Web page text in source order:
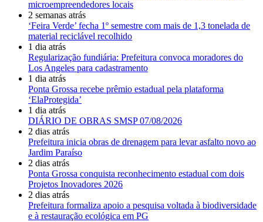
microempreendedores locais
2 semanas atrás
‘Feira Verde’ fecha 1º semestre com mais de 1,3 tonelada de
material reciclável recolhido
1 dia atrás
Regularização fundiária: Prefeitura convoca moradores do
Los Angeles para cadastramento
1 dia atrás
Ponta Grossa recebe prêmio estadual pela plataforma
‘ElaProtegida’
1 dia atrás
DIÁRIO DE OBRAS SMSP 07/08/2026
2 dias atrás
Prefeitura inicia obras de drenagem para levar asfalto novo ao
Jardim Paraíso
2 dias atrás
Ponta Grossa conquista reconhecimento estadual com dois
Projetos Inovadores 2026
2 dias atrás
Prefeitura formaliza apoio a pesquisa voltada à biodiversidade
e à restauração ecológica em PG